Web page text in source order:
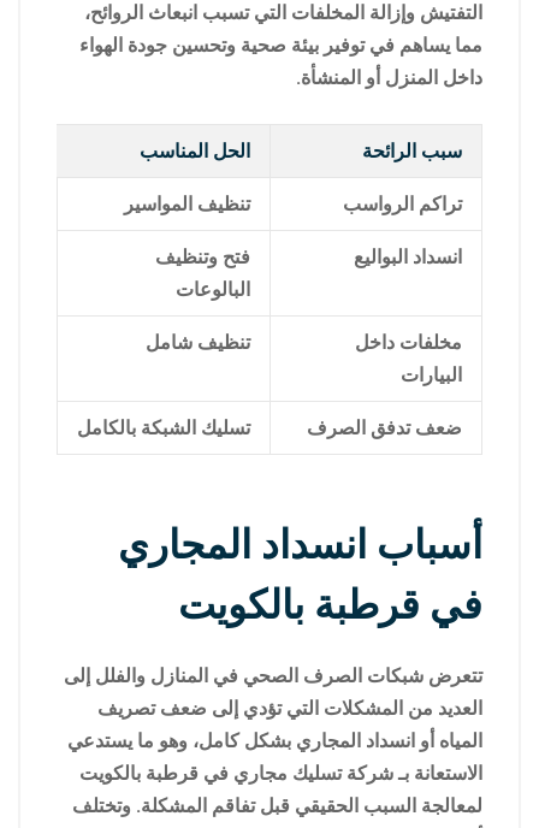
التفتيش وإزالة المخلفات التي تسبب انبعاث الروائح،
مما يساهم في توفير بيئة صحية وتحسين جودة الهواء
داخل المنزل أو المنشأة.
سبب الرائحة الحل المناسب
تراكم الرواسب تنظيف المواسير
انسداد البواليع
فتح وتنظيف
البالوعات
مخلفات داخل
البيارات
تنظيف شامل
ضعف تدفق الصرف تسليك الشبكة بالكامل
أسباب انسداد المجاري
في قرطبة بالكويت
تتعرض شبكات الصرف الصحي في المنازل والفلل إلى
العديد من المشكلات التي تؤدي إلى ضعف تصريف
المياه أو انسداد المجاري بشكل كامل، وهو ما يستدعي
الاستعانة بـ شركة تسليك مجاري في قرطبة بالكويت
لمعالجة السبب الحقيقي قبل تفاقم المشكلة. وتختلف